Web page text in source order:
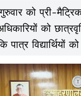
को प्री-
को
पात्र
हो.